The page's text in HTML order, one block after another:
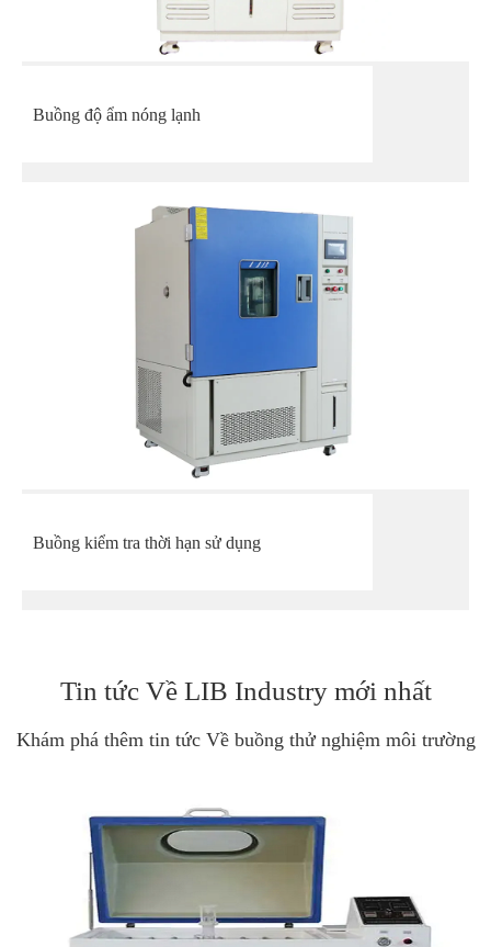
Buồng độ ẩm nóng lạnh
Buồng kiểm tra thời hạn sử dụng
Tin tức Về LIB Industry mới nhất
Khám phá thêm tin tức Về buồng thử nghiệm môi trường